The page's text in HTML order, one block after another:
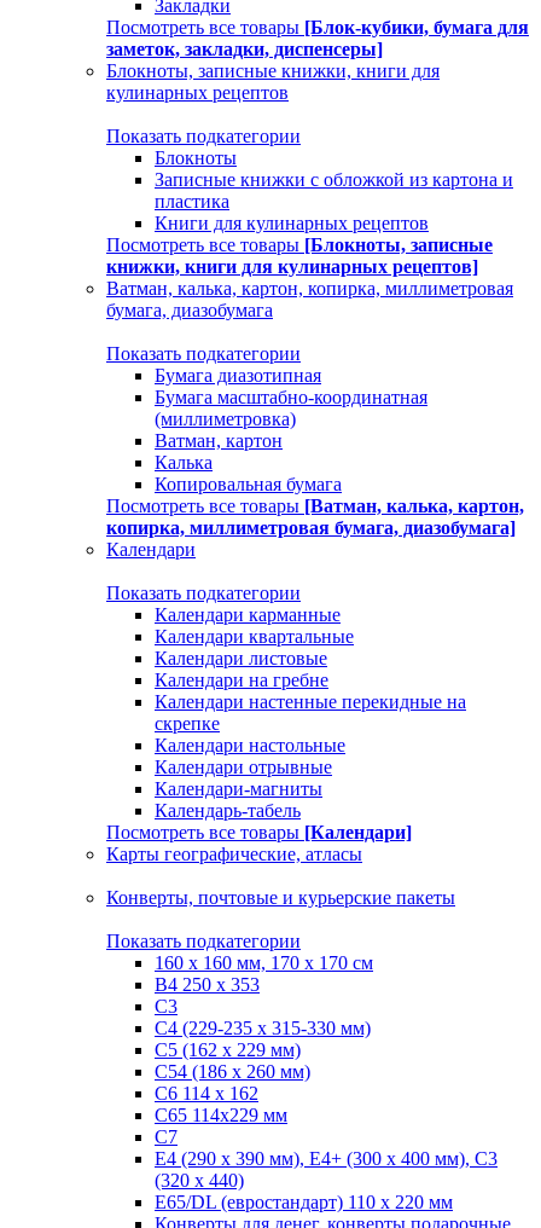
Закладки
Посмотреть все товары [Блок-кубики, бумага для
заметок, закладки, диспенсеры]
Блокноты, записные книжки, книги для
кулинарных рецептов
Показать подкатегории
Блокноты
Записные книжки с обложкой из картона и
пластика
Книги для кулинарных рецептов
Посмотреть все товары [Блокноты, записные
книжки, книги для кулинарных рецептов]
Ватман, калька, картон, копирка, миллиметровая
бумага, диазобумага
Показать подкатегории
Бумага диазотипная
Бумага масштабно-координатная
(миллиметровка)
Ватман, картон
Калька
Копировальная бумага
Посмотреть все товары [Ватман, калька, картон,
копирка, миллиметровая бумага, диазобумага]
Календари
Показать подкатегории
Календари карманные
Календари квартальные
Календари листовые
Календари на гребне
Календари настенные перекидные на
скрепке
Календари настольные
Календари отрывные
Календари-магниты
Календарь-табель
Посмотреть все товары [Календари]
Карты географические, атласы
Конверты, почтовые и курьерские пакеты
Показать подкатегории
160 х 160 мм, 170 х 170 см
B4 250 х 353
C3
C4 (229-235 х 315-330 мм)
C5 (162 х 229 мм)
C54 (186 x 260 мм)
C6 114 х 162
C65 114х229 мм
C7
Е4 (290 х 390 мм), E4+ (300 х 400 мм), С3
(320 х 440)
Е65/DL (евростандарт) 110 х 220 мм